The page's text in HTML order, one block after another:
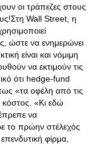
οι τράπεζες στους
Wall Street, η
ώστε να ενημερώνει
είναι και νόμιμη
να εκτιμούν τις
ότι hedge-fund
«τα οφέλη από τις
κόστος. «Κι εδώ
να
το πρώην στέλεχός
φίρμα,